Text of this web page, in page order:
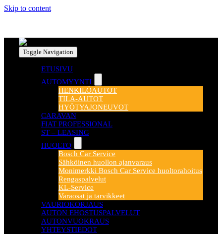
Skip to content
Toggle Navigation
ETUSIVU
AUTOMYYNTI
HENKILÖAUTOT
TILA-AUTOT
HYÖTYAJONEUVOT
CARAVAN
FIAT PROFESSIONAL
ST – LEASING
HUOLTO
Bosch Car Service
Sähköinen huollon ajanvaraus
Monimerkki Bosch Car Service huoltorahoitus
Rengaspalvelut
KL-Service
Varaosat ja tarvikkeet
VAURIOKORJAUS
AUTON EHOSTUSPALVELUT
AUTONVUOKRAUS
YHTEYSTIEDOT